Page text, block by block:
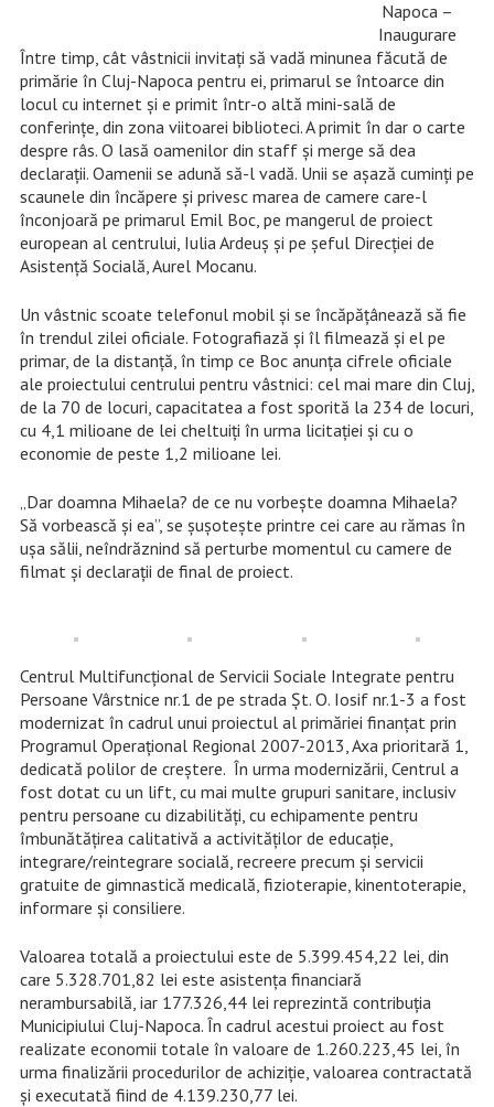
Napoca –
Inaugurare
Între timp, cât vâstnicii invitați să vadă minunea făcută de
primărie în Cluj-Napoca pentru ei, primarul se întoarce din
locul cu internet și e primit într-o altă mini-sală de
conferințe, din zona viitoarei biblioteci. A primit în dar o carte
despre râs. O lasă oamenilor din staff și merge să dea
declarații. Oamenii se adună să-l vadă. Unii se așază cuminți pe
scaunele din încăpere și privesc marea de camere care-l
înconjoară pe primarul Emil Boc, pe mangerul de proiect
european al centrului, Iulia Ardeuș și pe șeful Direcției de
Asistență Socială, Aurel Mocanu.
Un vâstnic scoate telefonul mobil și se încăpățânează să fie
în trendul zilei oficiale. Fotografiază și îl filmează și el pe
primar, de la distanță, în timp ce Boc anunța cifrele oficiale
ale proiectului centrului pentru vâstnici: cel mai mare din Cluj,
de la 70 de locuri, capacitatea a fost sporită la 234 de locuri,
cu 4,1 milioane de lei cheltuiți în urma licitației și cu o
economie de peste 1,2 milioane lei.
„Dar doamna Mihaela? de ce nu vorbește doamna Mihaela?
Să vorbească și ea”, se șușotește printre cei care au rămas în
ușa sălii, neîndrăznind să perturbe momentul cu camere de
filmat și declarații de final de proiect.
Centrul Multifuncţional de Servicii Sociale Integrate pentru
Persoane Vârstnice nr.1 de pe strada Şt. O. Iosif nr.1-3 a fost
modernizat în cadrul unui proiectul al primăriei finanţat prin
Programul Operațional Regional 2007-2013, Axa prioritară 1,
dedicată polilor de creștere. În urma modernizării, Centrul a
fost dotat cu un lift, cu mai multe grupuri sanitare, inclusiv
pentru persoane cu dizabilități, cu echipamente pentru
îmbunătăţirea calitativă a activităţilor de educaţie,
integrare/reintegrare socială, recreere precum și servicii
gratuite de gimnastică medicală, fizioterapie, kinentoterapie,
informare şi consiliere.
Valoarea totală a proiectului este de 5.399.454,22 lei, din
care 5.328.701,82 lei este asistenţa financiară
nerambursabilă, iar 177.326,44 lei reprezintă contribuţia
Municipiului Cluj-Napoca. În cadrul acestui proiect au fost
realizate economii totale în valoare de 1.260.223,45 lei, în
urma finalizării procedurilor de achiziţie, valoarea contractată
şi executată fiind de 4.139.230,77 lei.